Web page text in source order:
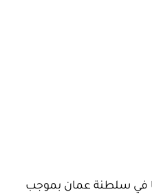
في سلطنة عمان بموجب